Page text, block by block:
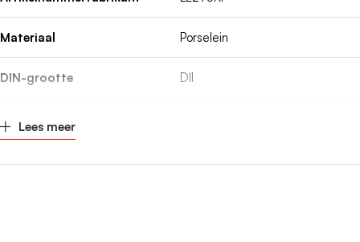
Materiaal Porselein
DIN-grootte DII
Fabrikant
Lees meer